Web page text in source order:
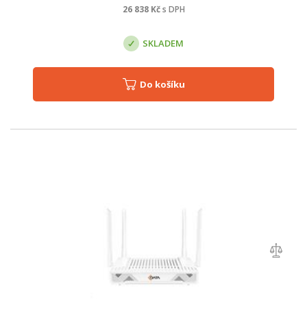
26 838Kč s DPH
SKLADEM
Do košíku